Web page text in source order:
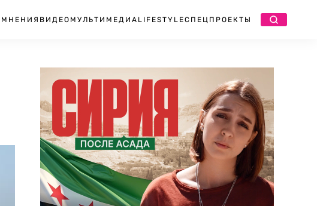
МНЕНИЯ ВИДЕО МУЛЬТИМЕДИА LIFESTYLEСПЕЦПРОЕКТЫ